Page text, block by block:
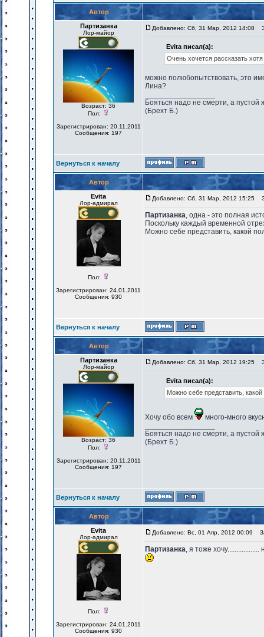
Автор
Партизанка
Лор-майор
Возраст: 36
Пол:
Зарегистрирован: 20.11.2011
Сообщения: 197
Добавлено: Сб, 31 Мар, 2012 14:08
Evita писал(а):
Очень хочется рассказать
можно полюбопытствовать, это
Лина?
Бояться надо не смерти, а пустой
(Брехт Б.)
Вернуться к началу
Автор
Evita
Лор-адмирал
Пол:
Зарегистрирован: 24.01.2011
Сообщения: 930
Добавлено: Сб, 31 Мар, 2012 15:25
Партизанка, одна - это полная
Поскольку каждый временной
Можно себе представить, какой
Вернуться к началу
Автор
Партизанка
Лор-майор
Возраст: 36
Пол:
Зарегистрирован: 20.11.2011
Сообщения: 197
Добавлено: Сб, 31 Мар, 2012 19:25
Evita писал(а):
Можно себе представить,
Хочу обо всем
много-много
Бояться надо не смерти, а пустой
(Брехт Б.)
Вернуться к началу
Автор
Evita
Лор-адмирал
Пол:
Зарегистрирован: 24.01.2011
Сообщения: 930
Добавлено: Вс, 01 Апр, 2012 00:09
Партизанка, я тоже хочу..................